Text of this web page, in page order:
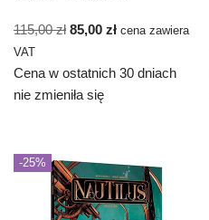
115,00zł 85,00 zł cena zawiera
VAT
Cena w ostatnich 30 dniach
nie zmieniła się
-25%